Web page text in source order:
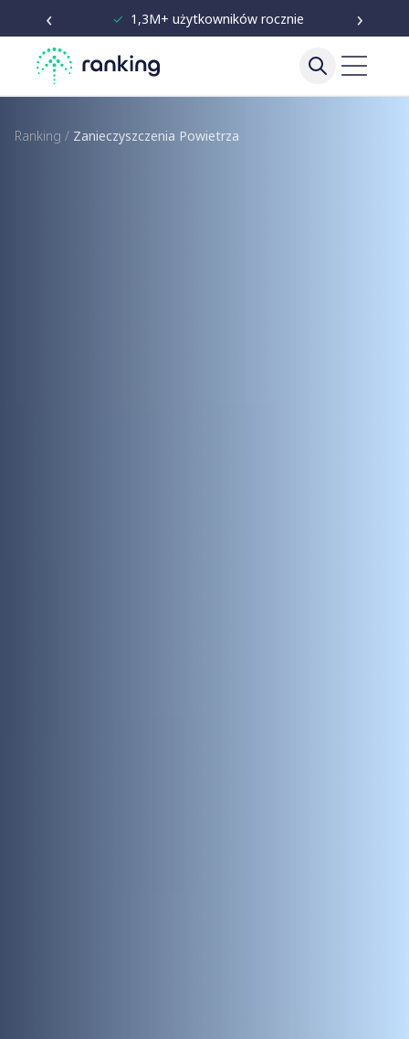
‹ ✓ Niezależne testy od 2020 ›
Ranking / Zanieczyszczenia Powietrza